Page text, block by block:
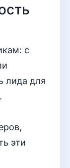
с
лида для
эти